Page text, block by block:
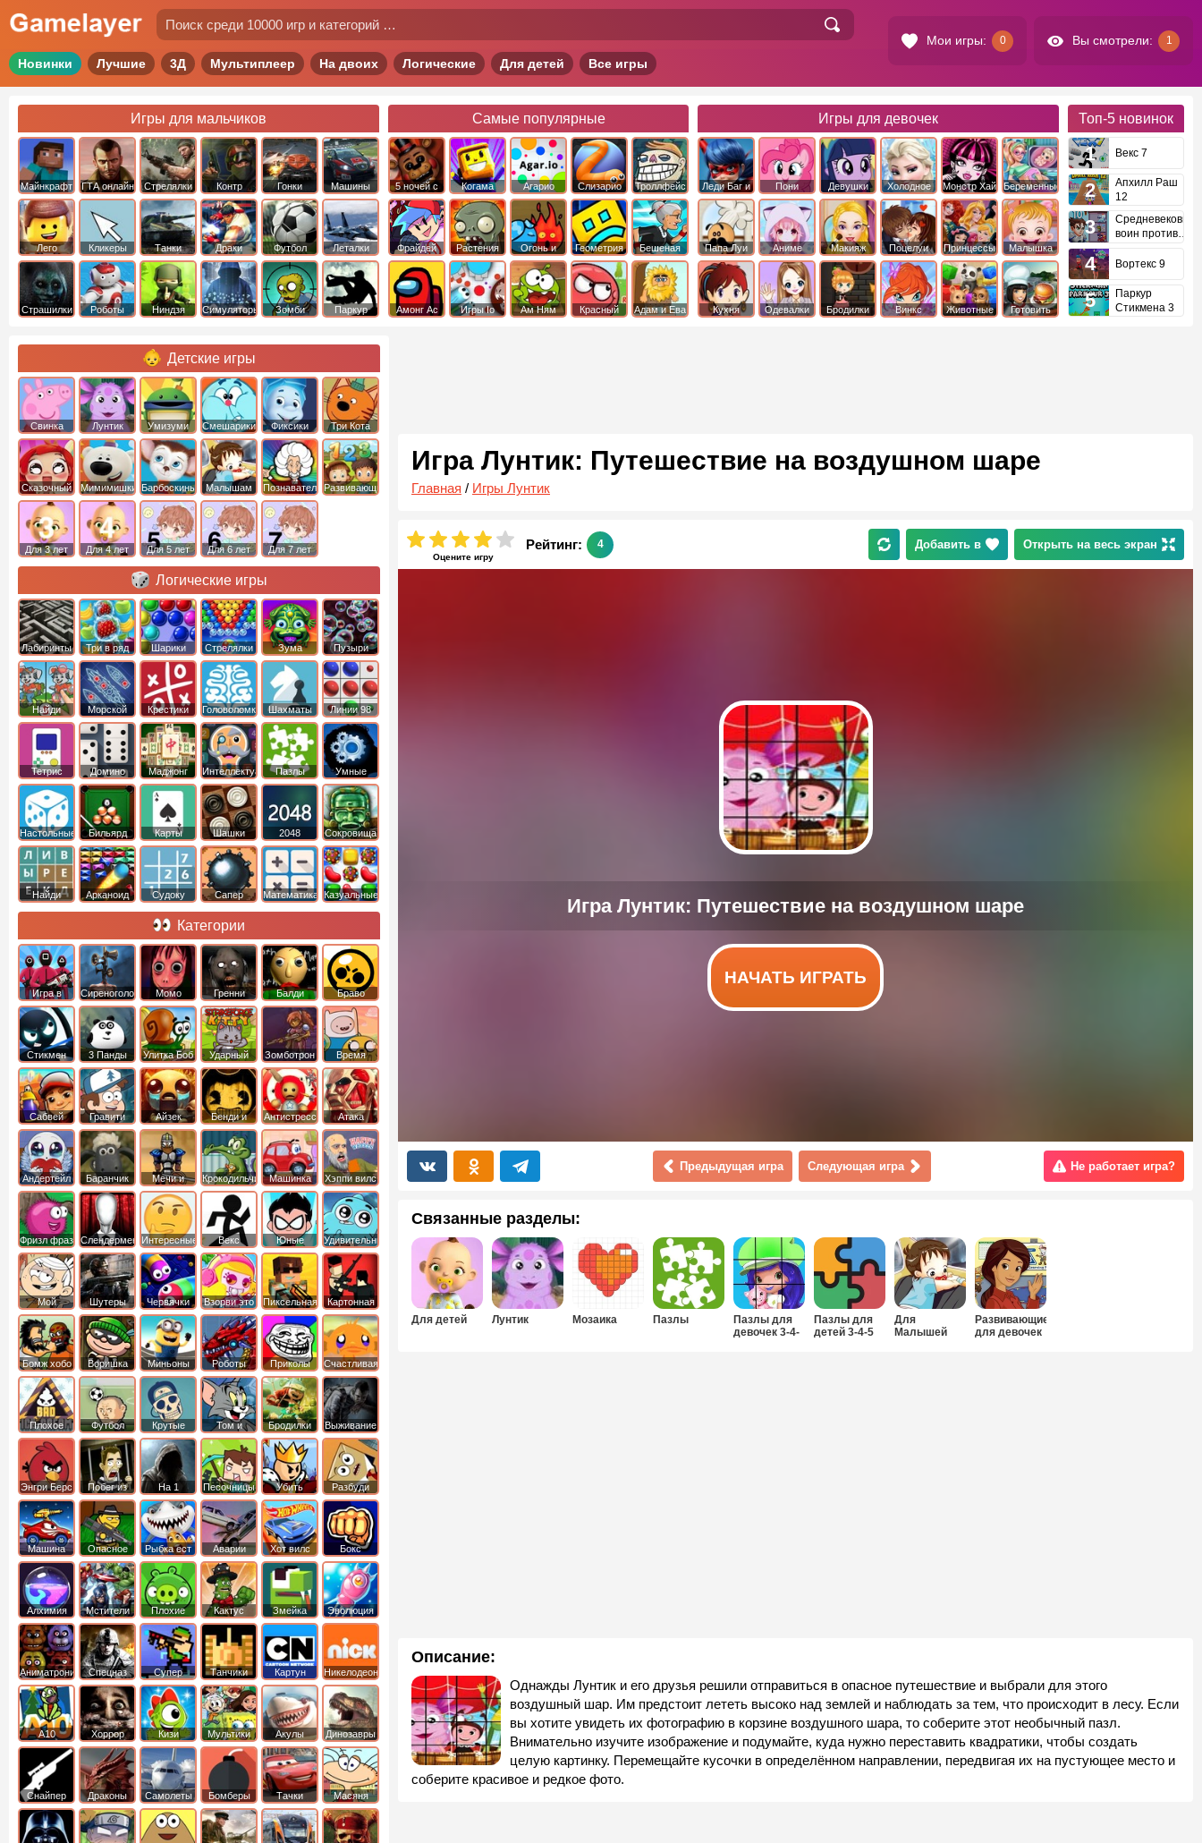
Мои игры: 0 Вы смотрели: 1
Новинки Лучшие 3Д Мультиплеер На двоих Логические Для детей Все игры
Игры для мальчиков
Майнкрафт ГТА онлайн Стрелялки
Контр
Страйк
Гонки Машины
Лего Кликеры Танки Драки Футбол Леталки
Страшилки Роботы Ниндзя Симуляторы Зомби Паркур
Самые популярные
5 ночей с
фредди
Когама Агарио Слизарио
Троллфейс
квест
Фрайдей
Найт
Фанкин
Растения
против
Зомби
Огонь и
Вода
Геометрия
Даш
Бешеная
бабка
сбежала из
психушки
Амонг Ас Игры Io Ам Ням
Красный
Адам и Ева
Игры для девочек
Леди Баг и
Супер Кот
Пони
Дружба это
Девушки
Эквестрии
Холодное
Сердце
Монстр Хай Беременные
Папа Луи Аниме Макияж Поцелуи
Принцессы
Диснея
Малышка
Хейзел
Кухня
Одевалки Бродилки Винкс Животные
Готовить
Топ-5 новинок
Векс 7
Апхилл Раш
12
Средневековый
воин против
Вортекс 9
Паркур
Стикмена 3
Игра Лунтик: Путешествие на воздушном шаре
Главная / Игры Лунтик
Оцените игру
Рейтинг: 4 Добавить в Открыть на весь экран
НАЧАТЬ ИГРАТЬ
Предыдущая игра Следующая игра Не работает игра?
Связанные разделы:
Для детей Лунтик Мозаика Пазлы
Пазлы для
девочек 3-4-
Пазлы для
детей 3-4-5
Для
Малышей
Развивающие
для девочек
Описание:
Однажды Лунтик и его друзья решили отправиться в опасное путешествие и выбрали для этого
воздушный шар. Им предстоит лететь высоко над землей и наблюдать за тем, что происходит в лесу. Если
вы хотите увидеть их фотографию в корзине воздушного шара, то соберите этот необычный пазл.
Внимательно изучите изображение и подумайте, куда нужно переставить квадратики, чтобы создать
целую картинку. Перемещайте кусочки в определённом направлении, передвигая их на пустующее место и
соберите красивое и редкое фото.
Детские игры
Свинка
Пеппа
Лунтик Умизуми Смешарики Фиксики Три Кота
Сказочный
патруль
Мимимишки Барбоскины Малышам ПознавательныеРазвивающие
Для 3 лет Для 4 лет Для 5 лет Для 6 лет Для 7 лет
Логические игры
Лабиринты Три в ряд Шарики
Стрелялки
Шариками
Зума Пузыри
Найди
отличия
Морской
бой
Крестики
нолики
Головоломки Шахматы Линии 98
Тетрис Домино Маджонг ИнтеллектуальныеПазлы Умные
Настольные Бильярд Карты Шашки 2048
Cокровища
Монтесумы
Найди
Арканоид Судоку Сапер Математика Казуальные
Категории
Игра в
Кальмара
Сиреноголовый Момо Гренни Балди
Браво
Старс
Стикмен 3 Панды Улитка Боб
Ударный
отряд котят
Зомботрон
Время
Приключений
Сабвей
Серф
Гравити
Фолз
Айзек
Бенди и
Чернильная
машина
Антистресс
Атака
Титанов
Андертейл
Баранчик
Шон
Мечи и
Сандали
Крокодильчик
Свомпи
Машинка
Вилли
Хэппи вилс
Фризл фраз Слендермен Интересные Векс
Юные
титаны
вперед
Удивительный
мир
Гамбола
Мой
шумный
дом
Шутеры Червячки Взорви это
Пиксельная
война
Картонная
башка
Бомж хобо
Воришка
боб
Миньоны
Роботы
динозавры
Приколы
Счастливая
обезьянка
Плохое
мороженое
Футбол
головами
Крутые
Том и
джерри
Бродилки
Приключения
Выживание
Энгри Берс
Побег из
тюрьмы
На 1 Песочницы
Убить
короля
Разбуди
коробку
Машина
ест
машину
Опасное
оружие
Рыбка ест
рыбку
Аварии
машин
Хот вилс Бокс
Алхимия Мстители
Плохие
свинки
Кактус
маккой
Змейка Эволюция
Аниматроники Спецназ
Супер
бойцы
Танчики
Картун
нетворк
Никелодеон
А10 Хоррор Кизи Мультики Акулы Динозавры
Снайпер Драконы Самолеты Бомберы Тачки Масяня